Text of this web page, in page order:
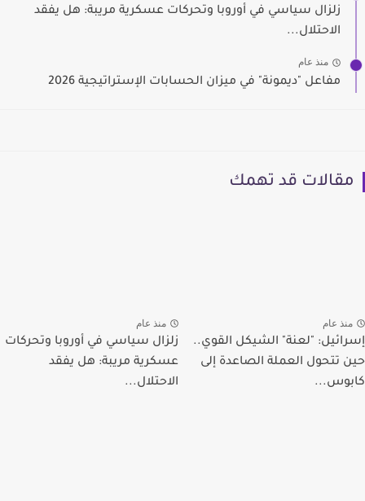
زلزال سياسي في أوروبا وتحركات عسكرية مريبة: هل يفقد
الاحتلال...
منذ عام
مفاعل "ديمونة" في ميزان الحسابات الإستراتيجية 2026
مقالات قد تهمك
منذ عام
إسرائيل: "لعنة" الشيكل القوي..
حين تتحول العملة الصاعدة إلى
كابوس...
منذ عام
زلزال سياسي في أوروبا وتحركات
عسكرية مريبة: هل يفقد
الاحتلال...